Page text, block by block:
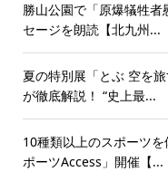
勝山公園で「原爆犠牲
セージを朗読【北九州...
夏の特別展「とぶ 空を
が徹底解説！ “史上最...
10種類以上のスポーツ
ポーツAccess」開催【...